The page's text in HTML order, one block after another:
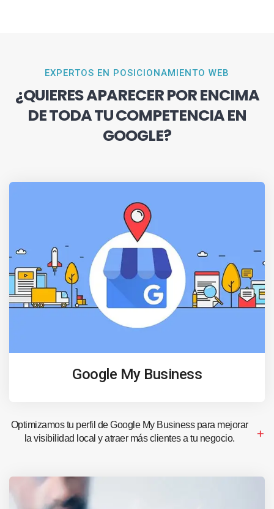
EXPERTOS EN POSICIONAMIENTO WEB
¿QUIERES APARECER POR ENCIMA
DE TODA TU COMPETENCIA EN
GOOGLE?
Google My Business
Optimizamos tu perfil de Google My Business para mejorar
la visibilidad local y atraer más clientes a tu negocio.